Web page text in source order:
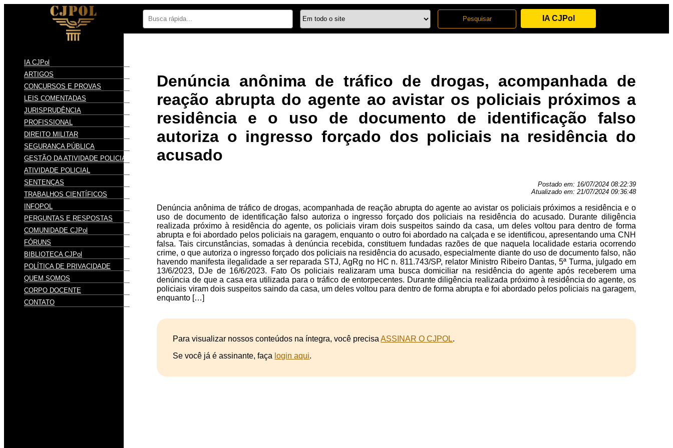
IA CJPol
IA CJPol
ARTIGOS
CONCURSOS E PROVAS
LEIS COMENTADAS
JURISPRUDÊNCIA
PROFISSIONAL
DIREITO MILITAR
SEGURANÇA PÚBLICA
GESTÃO DA ATIVIDADE POLICIAL
ATIVIDADE POLICIAL
SENTENÇAS
TRABALHOS CIENTÍFICOS
INFOPOL
PERGUNTAS E RESPOSTAS
COMUNIDADE CJPol
FÓRUNS
BIBLIOTECA CJPol
POLÍTICA DE PRIVACIDADE
QUEM SOMOS
CORPO DOCENTE
CONTATO
Denúncia anônima de tráfico de drogas, acompanhada de
reação abrupta do agente ao avistar os policiais próximos a
residência e o uso de documento de identificação falso
autoriza o ingresso forçado dos policiais na residência do
acusado
Postado em: 16/07/2024 08:22:39
Atualizado em: 21/07/2024 09:36:48
Denúncia anônima de tráfico de drogas, acompanhada de reação abrupta do agente ao avistar os policiais próximos a residência e o
uso de documento de identificação falso autoriza o ingresso forçado dos policiais na residência do acusado. Durante diligência
realizada próximo à residência do agente, os policiais viram dois suspeitos saindo da casa, um deles voltou para dentro de forma
abrupta e foi abordado pelos policiais na garagem, enquanto o outro foi abordado na calçada e se identificou, apresentando uma CNH
falsa. Tais circunstâncias, somadas à denúncia recebida, constituem fundadas razões de que naquela localidade estaria ocorrendo
crime, o que autoriza o ingresso forçado dos policiais na residência do acusado, especialmente diante do uso de documento falso, não
havendo manifesta ilegalidade a ser reparada STJ, AgRg no HC n. 811.743/SP, relator Ministro Ribeiro Dantas, 5ª Turma, julgado em
13/6/2023, DJe de 16/6/2023. Fato Os policiais realizaram uma busca domiciliar na residência do agente após receberem uma
denúncia de que a casa era utilizada para o tráfico de entorpecentes. Durante diligência realizada próximo à residência do agente, os
policiais viram dois suspeitos saindo da casa, um deles voltou para dentro de forma abrupta e foi abordado pelos policiais na garagem,
enquanto […]
Para visualizar nossos conteúdos na íntegra, você precisaASSINAR O CJPOL.
Se você já é assinante, faça login aqui.